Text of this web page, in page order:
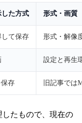
た方式 形式・画質
て保存 形式・解像
設定と再生
存 旧記事では
たもので、現在の